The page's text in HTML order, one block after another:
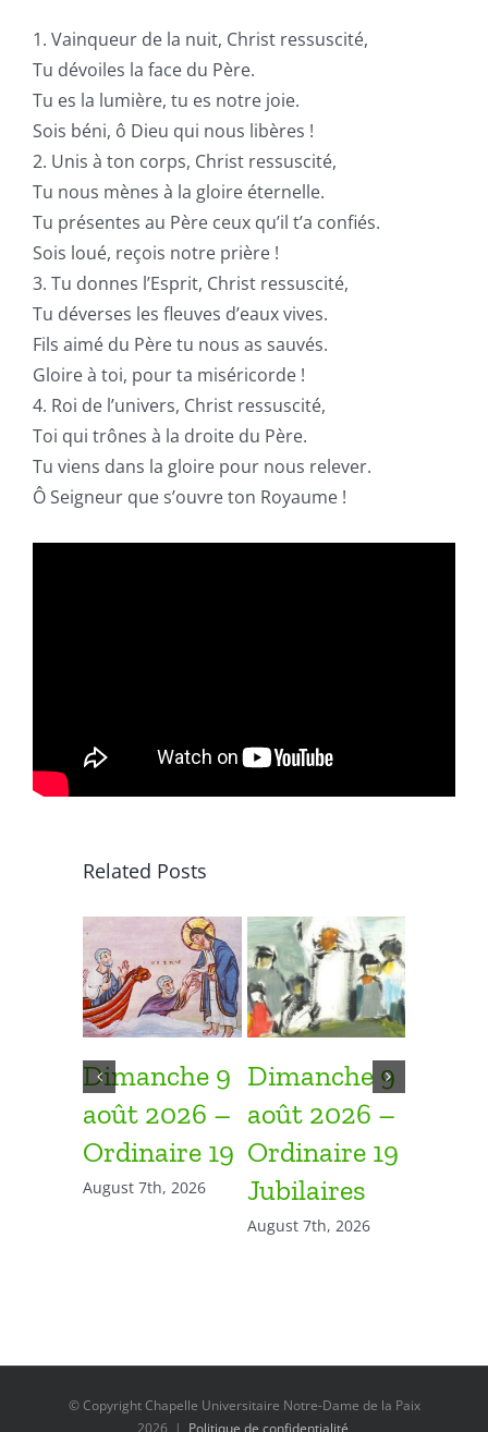
1. Vainqueur de la nuit, Christ ressuscité,
Tu dévoiles la face du Père.
Tu es la lumière, tu es notre joie.
Sois béni, ô Dieu qui nous libères !
2. Unis à ton corps, Christ ressuscité,
Tu nous mènes à la gloire éternelle.
Tu présentes au Père ceux qu’il t’a confiés.
Sois loué, reçois notre prière !
3. Tu donnes l’Esprit, Christ ressuscité,
Tu déverses les fleuves d’eaux vives.
Fils aimé du Père tu nous as sauvés.
Gloire à toi, pour ta miséricorde !
4. Roi de l’univers, Christ ressuscité,
Toi qui trônes à la droite du Père.
Tu viens dans la gloire pour nous relever.
Ô Seigneur que s’ouvre ton Royaume !
Related Posts
Dimanche 9
août 2026 –
Ordinaire 19
August 7th, 2026
Dimanche 9
août 2026 –
Ordinaire 19
Jubilaires
August 7th, 2026
© Copyright Chapelle Universitaire Notre-Dame de la Paix
2026 | Politique de confidentialité